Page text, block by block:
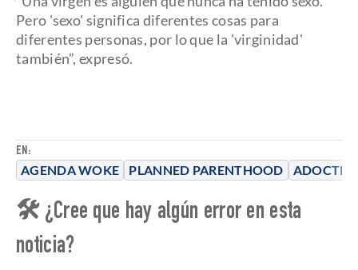
EN:
AGENDA WOKE PLANNED PARENTHOOD
Pero 'sexo' significa diferentes cosas para
diferentes personas, por lo que la 'virginidad'
también”, expresó.
🛠 ¿Cree que hay algún error en esta
noticia?